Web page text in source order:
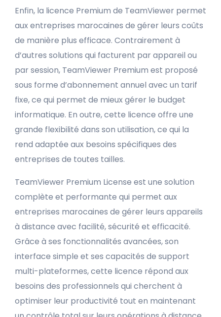
Enfin, la licence Premium de TeamViewer permet
aux entreprises marocaines de gérer leurs coûts
de manière plus efficace. Contrairement à
d’autres solutions qui facturent par appareil ou
par session, TeamViewer Premium est proposé
sous forme d’abonnement annuel avec un tarif
fixe, ce qui permet de mieux gérer le budget
informatique. En outre, cette licence offre une
grande flexibilité dans son utilisation, ce qui la
rend adaptée aux besoins spécifiques des
entreprises de toutes tailles.
TeamViewer Premium License est une solution
complète et performante qui permet aux
entreprises marocaines de gérer leurs appareils
à distance avec facilité, sécurité et efficacité.
Grâce à ses fonctionnalités avancées, son
interface simple et ses capacités de support
multi-plateformes, cette licence répond aux
besoins des professionnels qui cherchent à
optimiser leur productivité tout en maintenant